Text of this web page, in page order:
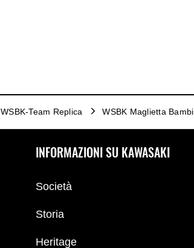
WSBK-Team Replica WSBK Maglietta
INFORMAZIONI SU KAWASAKI
Società
Storia
Heritage